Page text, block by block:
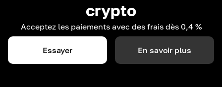
crypto
Acceptez les paiements avec des frais dès 0,4 %
Essayer En savoir plus